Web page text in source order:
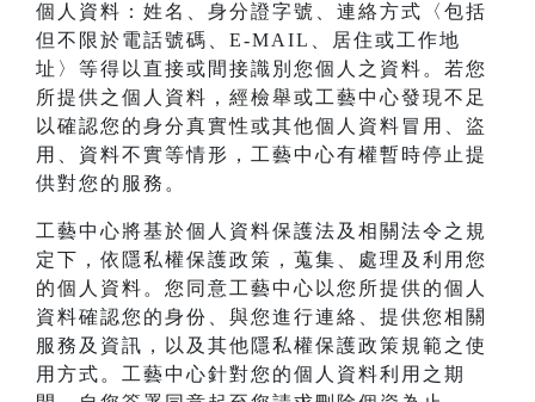
個人資料：姓名、身分證字號、連絡方式〈包括
但不限於電話號碼、E-MAIL、居住或工作地
址〉等得以直接或間接識別您個人之資料。若您
所提供之個人資料，經檢舉或工藝中心發現不足
以確認您的身分真實性或其他個人資料冒用、盜
用、資料不實等情形，工藝中心有權暫時停止提
供對您的服務。
工藝中心將基於個人資料保護法及相關法令之規
定下，依隱私權保護政策，蒐集、處理及利用您
的個人資料。您同意工藝中心以您所提供的個人
資料確認您的身份、與您進行連絡、提供您相關
服務及資訊，以及其他隱私權保護政策規範之使
用方式。工藝中心針對您的個人資料利用之期